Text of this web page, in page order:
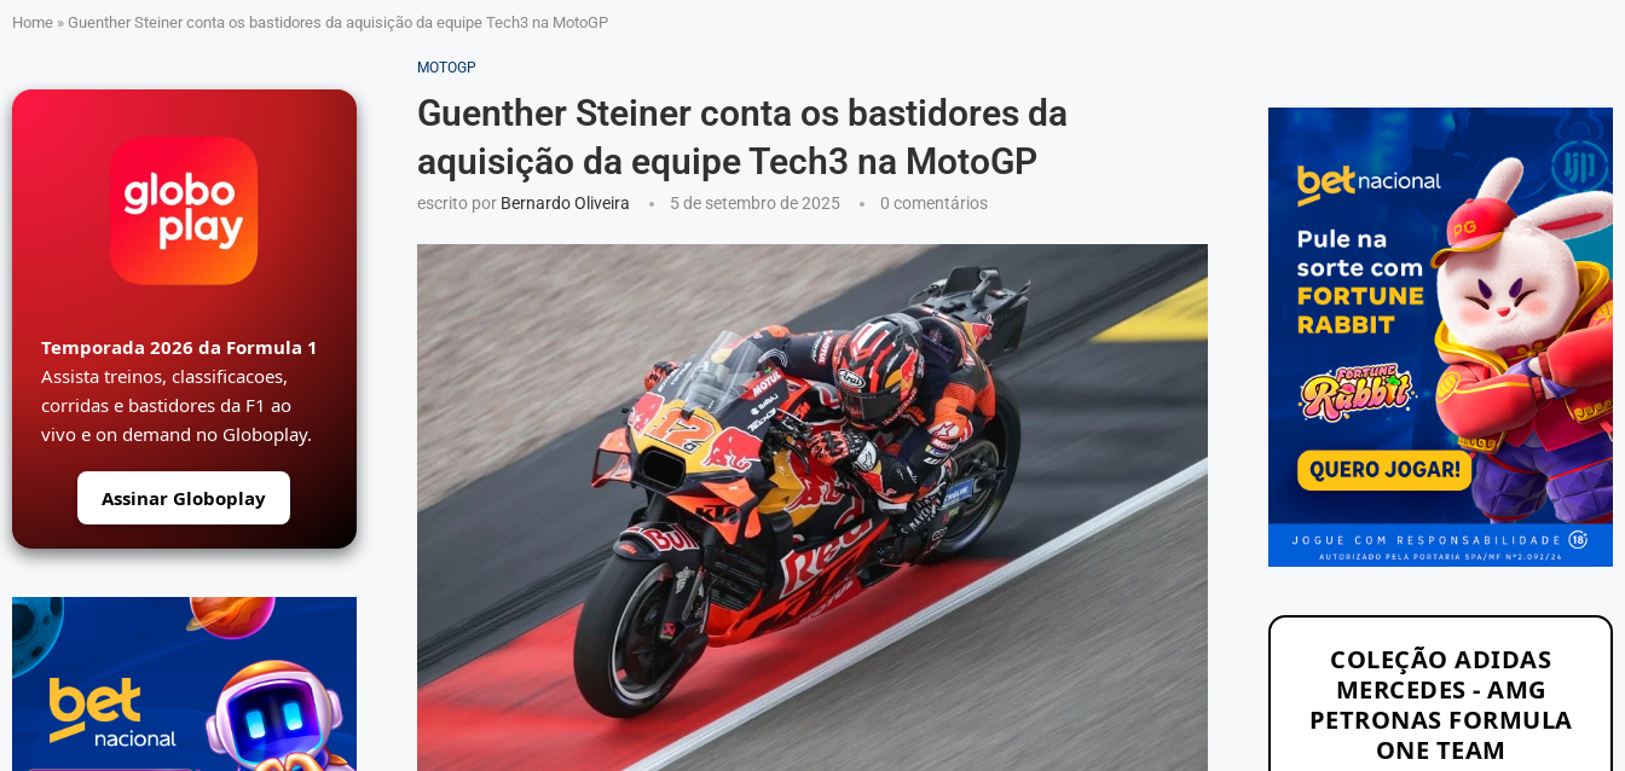
Home » Guenther Steiner conta os bastidores da aquisição da equipe Tech3 na MotoGP
MOTOGP
Guenther Steiner conta os bastidores da
aquisição da equipe Tech3 na MotoGP
escrito por Bernardo Oliveira 5 de setembro de 2025 0 comentários
COLEÇÃO ADIDAS
MERCEDES - AMG
PETRONAS FORMULA
ONE TEAM
Temporada 2026 da Formula 1
Assista treinos, classificacoes,
corridas e bastidores da F1 ao
vivo e on demand no Globoplay.
Assinar Globoplay